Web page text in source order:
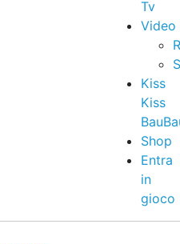
Tv
Video
Kiss
Kiss
Shop
Entra
in
gioco